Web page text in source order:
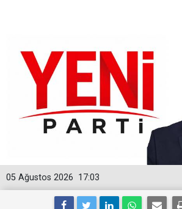
17:03
05 Ağustos 2026